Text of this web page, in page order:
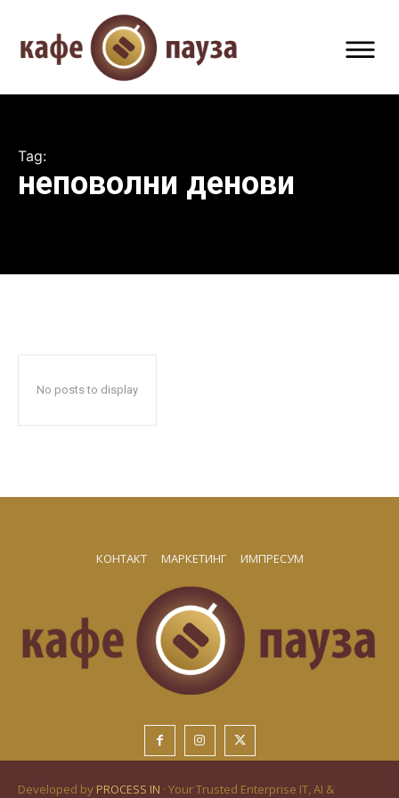
Tag:
неповолни денови
No posts to display
КОНТАКТ МАРКЕТИНГ ИМПРЕСУМ
Developed by PROCESS IN · Your Trusted Enterprise IT, AI &